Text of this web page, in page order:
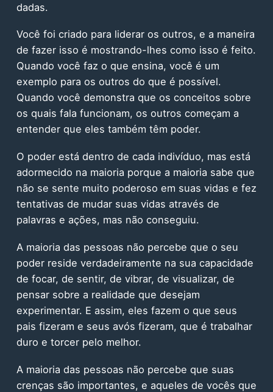
dadas.
Você foi criado para liderar os outros, e a maneira
de fazer isso é mostrando-lhes como isso é feito.
Quando você faz o que ensina, você é um
exemplo para os outros do que é possível.
Quando você demonstra que os conceitos sobre
os quais fala funcionam, os outros começam a
entender que eles também têm poder.
O poder está dentro de cada indivíduo, mas está
adormecido na maioria porque a maioria sabe que
não se sente muito poderoso em suas vidas e fez
tentativas de mudar suas vidas através de
palavras e ações, mas não conseguiu.
A maioria das pessoas não percebe que o seu
poder reside verdadeiramente na sua capacidade
de focar, de sentir, de vibrar, de visualizar, de
pensar sobre a realidade que desejam
experimentar. E assim, eles fazem o que seus
pais fizeram e seus avós fizeram, que é trabalhar
duro e torcer pelo melhor.
A maioria das pessoas não percebe que suas
crenças são importantes, e aqueles de vocês que